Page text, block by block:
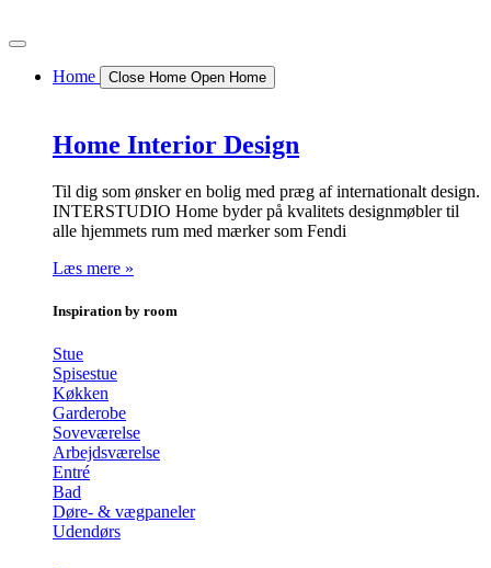
til
Home
Close Home Open Home
Home Interior Design
Til dig som ønsker en bolig med præg af internationalt design.
INTERSTUDIO Home byder på kvalitets designmøbler til
alle hjemmets rum med mærker som Fendi
Læs mere »
Inspiration by room
Stue
Spisestue
Køkken
Garderobe
Soveværelse
Arbejdsværelse
Entré
Bad
Døre- & vægpaneler
Udendørs